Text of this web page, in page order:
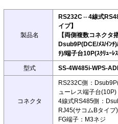
製品名
RS232C⇔4線式
イプ】
【両側複数コネクタ
Dsub9P(DCE/ﾒｽ/ｲﾝ
ﾁ)/端子台10P(ｽｸﾘｭｰﾚ
型式 SS-4W485i-WPS-
コネクタ
RS232C側：
ューレス端子台(10P)
4線式RS485側：
RJ45(サコムBタイ
FG端子：M3ネジ